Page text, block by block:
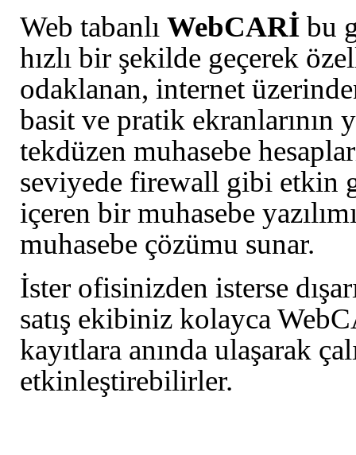
Web tabanlıWebCARİ bu
hızlı bir şekilde geçerek
odaklanan, internet
basit ve pratik ekranlarının
tekdüzen muhasebe
seviyede firewall gibi etkin
içeren bir muhasebe
muhasebe çözümu sunar.
İster ofisinizden isterse
satış ekibiniz kolayca
kayıtlara anında ulaşarak
etkinleştirebilirler.